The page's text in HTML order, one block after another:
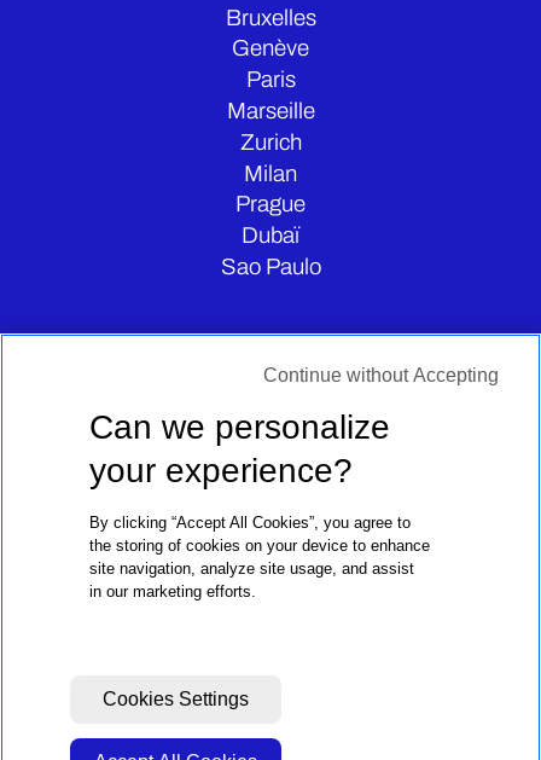
Bruxelles
Genève
Paris
Marseille
Zurich
Milan
Prague
Dubaï
Sao Paulo
CONTATE-NOS
Can we personalize
your experience?
By clicking “Accept All Cookies”, you agree to
the storing of cookies on your device to enhance
site navigation, analyze site usage, and assist
in our marketing efforts.
Cookies Settings
Continue without Accepting